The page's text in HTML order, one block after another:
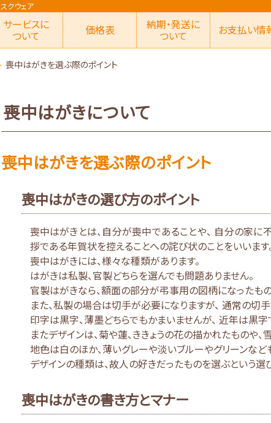
クウェア
サービスに
ついて 価格表 納期・発送に
ついて お支払い情
喪中はがきを選ぶ際のポイント
喪中はがきについて
喪中はがきを選ぶ際のポイント
喪中はがきの選び方のポイント
喪中はがきとは、自分が喪中であることや、 自分の家
拶である年賀状を控えることへの詫び状のことをいいます
喪中はがきには、様々な種類があります。
はがきは私製、官製どちらを選んでも問題ありません。
官製はがきなら、額面の部分が弔事用の図柄になったも
また、私製の場合は切手が必要になりますが、 通常の切
印字は黒字、薄墨どちらでもかまいませんが、 近年は黒
またデザインは、菊や蓮、ききょうの花の描かれたものや、
地色は白のほか、薄いグレーや淡いブルーやグリーンなど
デザインの種類は、故人の好きだったものを選ぶという選
喪中はがきの書き方とマナー